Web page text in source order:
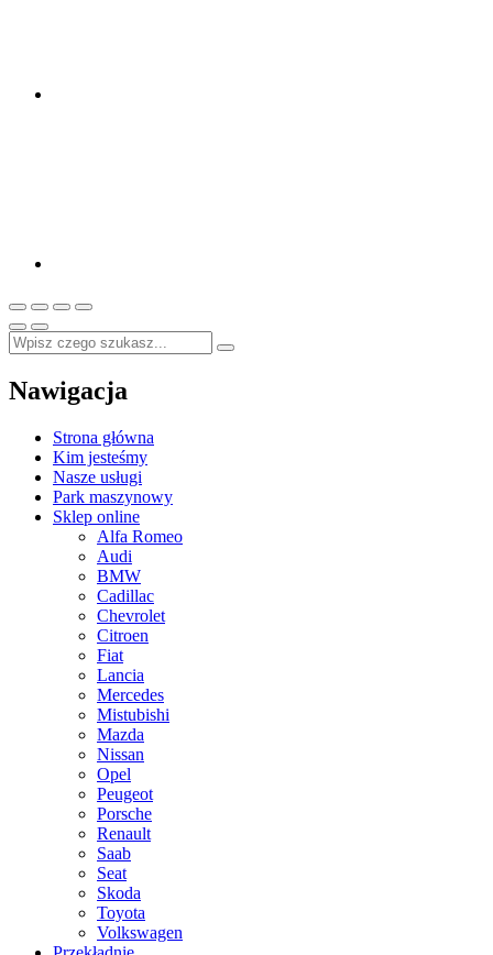
Nawigacja
Strona główna
Kim jesteśmy
Nasze usługi
Park maszynowy
Sklep online
Alfa Romeo
Audi
BMW
Cadillac
Chevrolet
Citroen
Fiat
Lancia
Mercedes
Mistubishi
Mazda
Nissan
Opel
Peugeot
Porsche
Renault
Saab
Seat
Skoda
Toyota
Volkswagen